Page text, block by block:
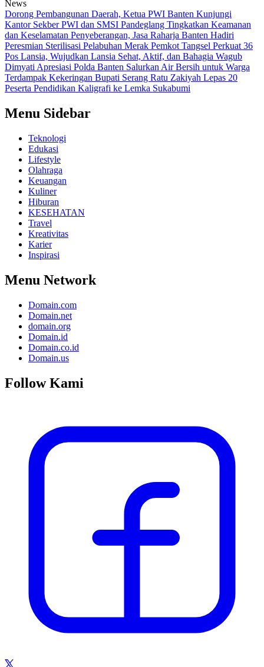
News
Dorong Pembangunan Daerah, Ketua PWI Banten Kunjungi
Kantor Sekber PWI dan SMSI Pandeglang Tingkatkan Keamanan
dan Keselamatan Penyeberangan, Jasa Raharja Banten Hadiri
Peresmian Sterilisasi Pelabuhan Merak Pemkot Tangsel Perkuat 36
Pos Lansia, Wujudkan Lansia Sehat, Aktif, dan Bahagia Wagub
Dimyati Apresiasi Polda Banten Salurkan Air Bersih untuk Warga
Terdampak Kekeringan Bupati Serang Ratu Zakiyah Lepas 20
Peserta Pendidikan Kaligrafi ke Lemka Sukabumi
Menu Sidebar
Teknologi
Edukasi
Lifestyle
Olahraga
Keuangan
Kuliner
Hiburan
KESEHATAN
Travel
Kreativitas
Karier
Inspirasi
Menu Network
Domain.com
Domain.net
domain.org
Domain.id
Domain.co.id
Domain.us
Follow Kami